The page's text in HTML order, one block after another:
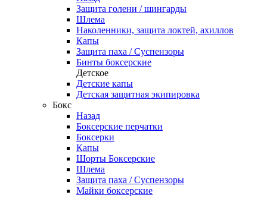
Защита голени / шингарды
Шлема
Наколенники, защита локтей, ахиллов
Капы
Защита паха / Суспензоры
Бинты боксерские
Детское
Детские капы
Детская защитная экипировка
Бокс
Назад
Боксерские перчатки
Боксерки
Капы
Шорты Боксерские
Шлема
Защита паха / Суспензоры
Майки боксерские